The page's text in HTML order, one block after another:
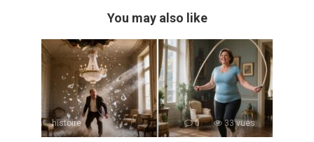
You may also like
histoire 0 33 vues